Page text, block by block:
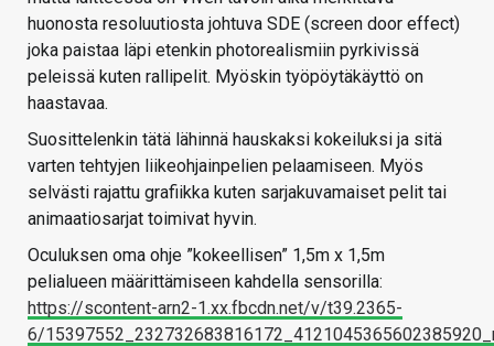
huonosta resoluutiosta johtuva SDE (screen door effect)
joka paistaa läpi etenkin photorealismiin pyrkivissä
peleissä kuten rallipelit. Myöskin työpöytäkäyttö on
haastavaa.
Suosittelenkin tätä lähinnä hauskaksi kokeiluksi ja sitä
varten tehtyjen liikeohjainpelien pelaamiseen. Myös
selvästi rajattu grafiikka kuten sarjakuvamaiset pelit tai
animaatiosarjat toimivat hyvin.
Oculuksen oma ohje ”kokeellisen” 1,5m x 1,5m
pelialueen määrittämiseen kahdella sensorilla:
https://scontent-arn2-1.xx.fbcdn.net/v/t39.2365-
6/